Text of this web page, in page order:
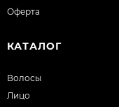
Оферта
КАТАЛОГ
Волосы
Лицо